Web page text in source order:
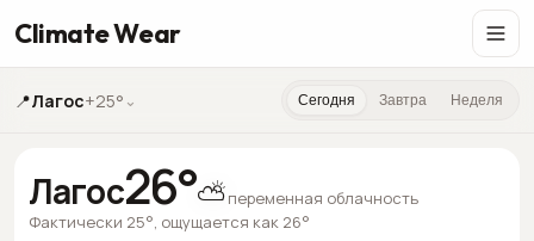
Climate Wear
📍Лагос+25° ⌄ Сегодня Завтра Неделя
Лагос26°⛅переменная облачность
Фактически 25°, ощущается как 26°